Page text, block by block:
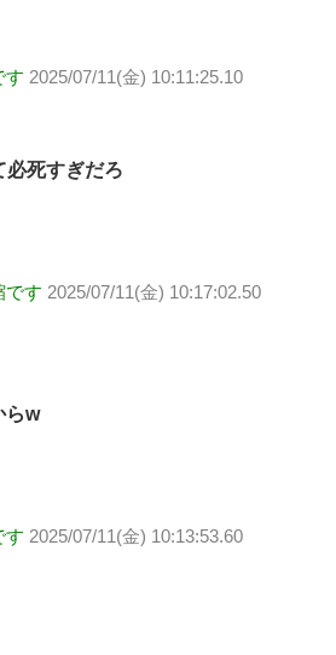
す 2025/07/11(金) 10:11:25.10
必死すぎだろ
です 2025/07/11(金) 10:17:02.50
らw
す 2025/07/11(金) 10:13:53.60